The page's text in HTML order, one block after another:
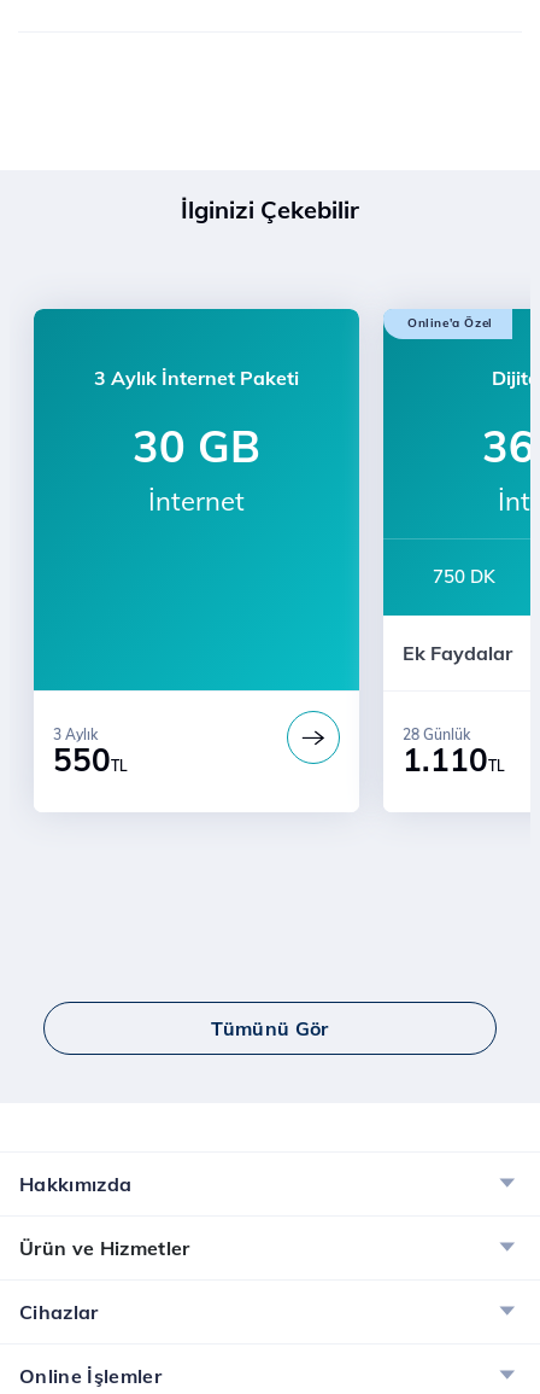
İlginizi Çekebilir
3 Aylık İnternet Paketi
30 GB
İnternet
550TL
3 Aylık
Online'a Özel
750 DK
Ek Faydalar
Bi' Dünya Fırsat
1.110TL
28 Günlük
Tümünü Gör
Hakkımızda
Ürün ve Hizmetler
Cihazlar
Online İşlemler